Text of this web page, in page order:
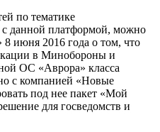
по тематике
данной платформой, можно
8 июня 2016 года о том, что
в Минобороны и
ОС «Аврора» класса
с компанией «Новые
под нее пакет «Мой
для госведомств и